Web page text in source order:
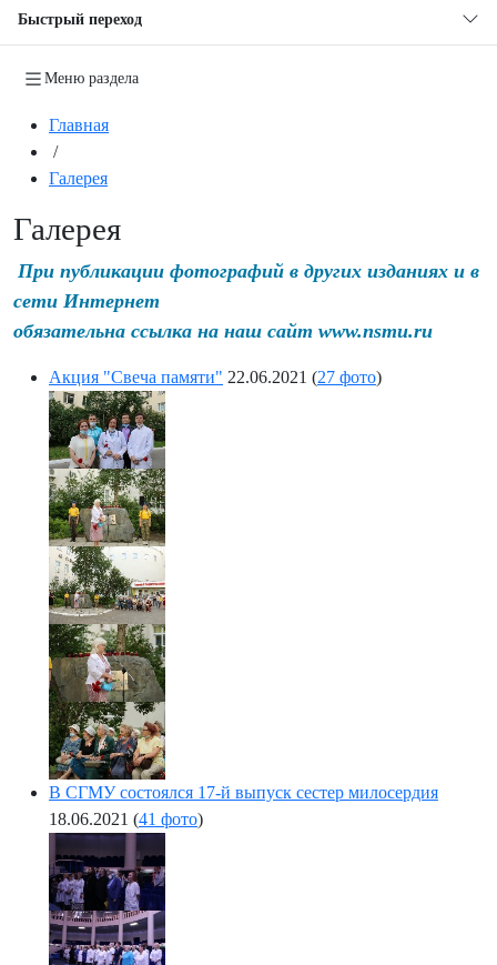
Быстрый переход
Меню раздела
Главная
/
Галерея
Галерея
При публикации фотографий в других изданиях и в
сети Интернет
обязательна ссылка на наш сайт www.nsmu.ru
Акция "Свеча памяти" 22.06.2021 (27 фото)
В СГМУ состоялся 17-й выпуск сестер милосердия
18.06.2021 (41 фото)